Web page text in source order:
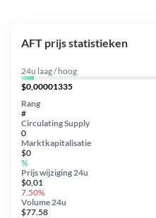
AFT prijs statistieken
24u laag / hoog
$0,00001335
Circulating Supply
0
Prijs wijziging 24u
$0,01
7,50%
Marktkapitalisatie
$0
%
Volume 24u
$77.58
Rang
#